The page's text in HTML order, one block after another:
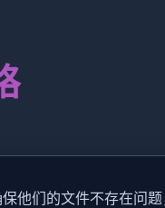
他们的文件不存在问